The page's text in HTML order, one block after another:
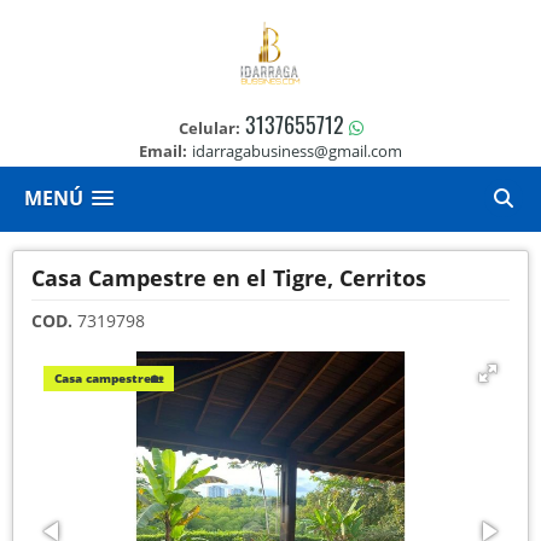
Celular: 3137655712
Email: idarragabusiness@gmail.com
MENÚ
Casa Campestre en el Tigre, Cerritos
COD. 7319798
Casa campestre🏡